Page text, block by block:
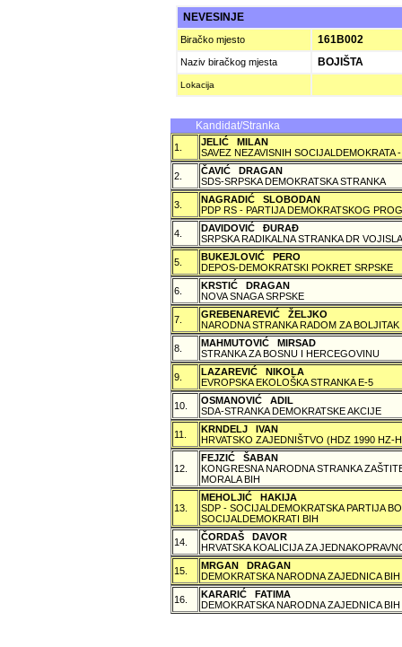
NEVESINJE
Biračko mjesto 161B002
Naziv biračkog mjesta BOJIŠTA
Lokacija
Kandidat/Stranka
1.
JELIĆ MILAN
SAVEZ NEZAVISNIH SOCIJALDEMOKRATA
2.
ČAVIĆ DRAGAN
SDS-SRPSKA DEMOKRATSKA STRANKA
3.
NAGRADIĆ SLOBODAN
PDP RS - PARTIJA DEMOKRATSKOG
4.
DAVIDOVIĆ ÐURAÐ
SRPSKA RADIKALNA STRANKA DR
5.
BUKEJLOVIĆ PERO
DEPOS-DEMOKRATSKI POKRET SRPSKE
6.
KRSTIĆ DRAGAN
NOVA SNAGA SRPSKE
7.
GREBENAREVIĆ ŽELJKO
NARODNA STRANKA RADOM ZA BOLJITAK
8.
MAHMUTOVIĆ MIRSAD
STRANKA ZA BOSNU I HERCEGOVINU
9.
LAZAREVIĆ NIKOLA
EVROPSKA EKOLOŠKA STRANKA E-5
10.
OSMANOVIĆ ADIL
SDA-STRANKA DEMOKRATSKE AKCIJE
11.
KRNDELJ IVAN
HRVATSKO ZAJEDNIŠTVO (HDZ 1990 HZ-
12.
FEJZIĆ ŠABAN
KONGRESNA NARODNA STRANKA
MORALA BIH
13.
MEHOLJIĆ HAKIJA
SDP - SOCIJALDEMOKRATSKA PARTIJA
SOCIJALDEMOKRATI BIH
14.
ČORDAŠ DAVOR
HRVATSKA KOALICIJA ZA
15.
MRGAN DRAGAN
DEMOKRATSKA NARODNA ZAJEDNICA BIH
16.
KARARIĆ FATIMA
DEMOKRATSKA NARODNA ZAJEDNICA BIH